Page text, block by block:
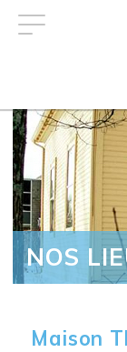
NOS
Maison